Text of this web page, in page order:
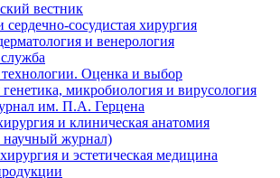
вестник
сосудистая хирургия
и венерология
Оценка и выбор
микробиология и вирусология
им. П.А. Герцена
и клиническая анатомия
журнал)
и эстетическая медицина